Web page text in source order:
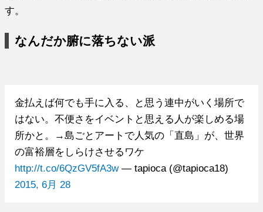
す。
なんだか腑に落ちない派
金払えば何でも手に入る、と思う連中がいく場所で
はない。不便さをイベントと思える人が楽しめる場
所かと。→島ごとアートで人気の「直島」が、世界
の富裕層をしらけさせるワケ
http://t.co/6QzGV5fA3w— tapioca (@tapioca18)
2015, 6月 28